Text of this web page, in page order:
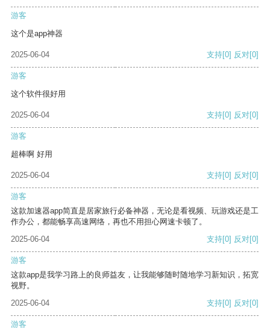
游客
这个是app神器
2025-06-04 支持[0] 反对[0]
游客
这个软件很好用
2025-06-04 支持[0] 反对[0]
游客
超棒啊 好用
2025-06-04 支持[0] 反对[0]
游客
这款加速器app简直是居家旅行必备神器，无论是看视频、玩游戏还是工
作办公，都能畅享高速网络，再也不用担心网速卡顿了。
2025-06-04
支持[0] 反对[0]
游客
这款app是我学习路上的良师益友，让我能够随时随地学习新知识，拓宽
视野。
2025-06-04
支持[0] 反对[0]
游客